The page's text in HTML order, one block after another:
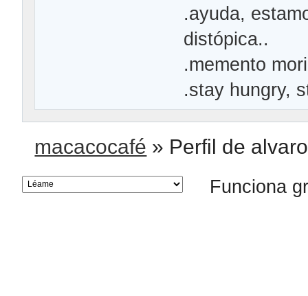
.ayuda,
distópica..
.memento
.stay hungry,
macacocafé » Perfil de
Funciona